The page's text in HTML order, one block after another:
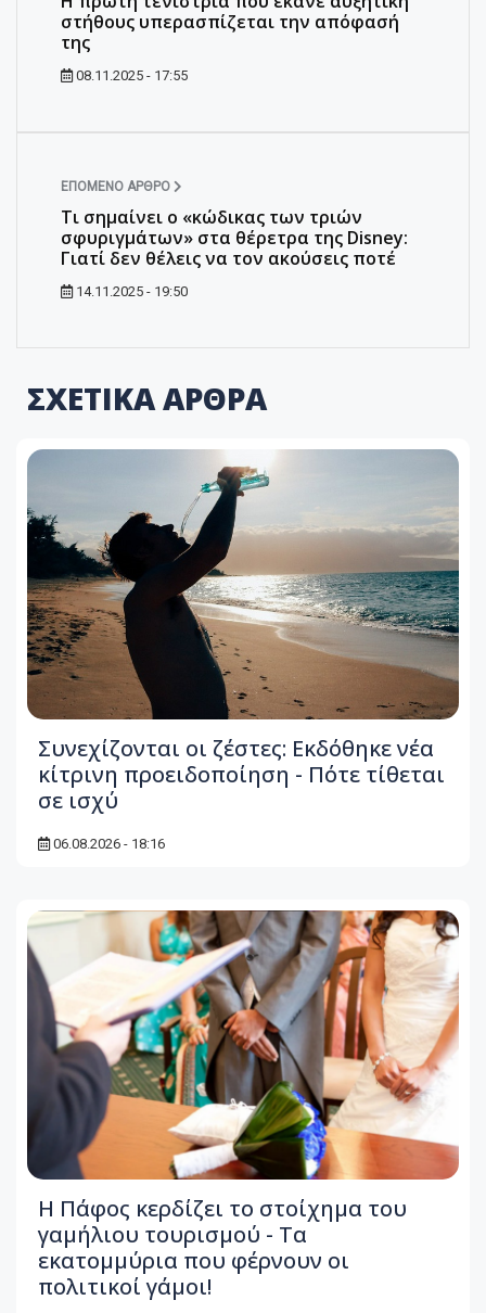
στήθους υπερασπίζεται την απόφασή
της
08.11.2025 - 17:55
ΕΠΌΜΕΝΟ ΆΡΘΡΟ
Τι σημαίνει ο «κώδικας των τριών
σφυριγμάτων» στα θέρετρα της Disney:
Γιατί δεν θέλεις να τον ακούσεις ποτέ
14.11.2025 - 19:50
ΣΧΕΤΙΚΑ ΑΡΘΡΑ
Συνεχίζονται οι ζέστες: Εκδόθηκε νέα
κίτρινη προειδοποίηση - Πότε τίθεται
σε ισχύ
06.08.2026 - 18:16
Η Πάφος κερδίζει το στοίχημα του
γαμήλιου τουρισμού - Τα
εκατομμύρια που φέρνουν οι
πολιτικοί γάμοι!